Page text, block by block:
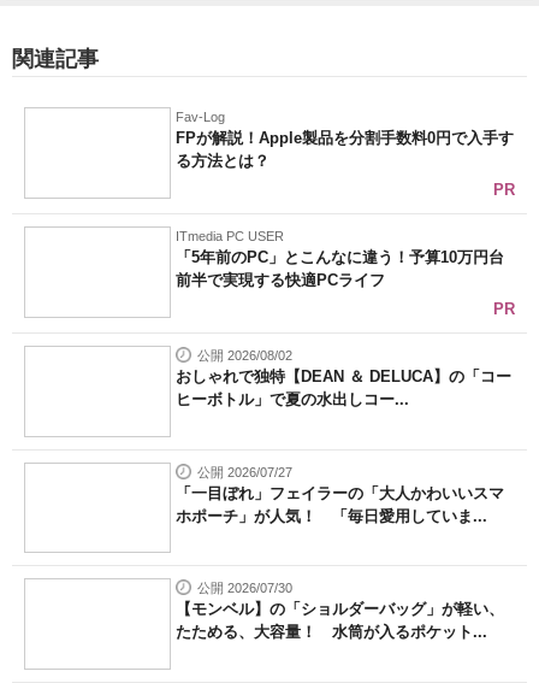
関連記事
Fav-Log
FPが解説！Apple製品を分割手数料0円で入手す
る方法とは？
PR
ITmedia PC USER
「5年前のPC」とこんなに違う！予算10万円台
前半で実現する快適PCライフ
PR
公開 2026/08/02
おしゃれで独特【DEAN ＆ DELUCA】の「コー
ヒーボトル」で夏の水出しコー...
公開 2026/07/27
「一目ぼれ」フェイラーの「大人かわいいスマ
ホポーチ」が人気！ 「毎日愛用していま...
公開 2026/07/30
【モンベル】の「ショルダーバッグ」が軽い、
たためる、大容量！ 水筒が入るポケット...